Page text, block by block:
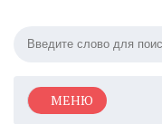
МЕНЮ